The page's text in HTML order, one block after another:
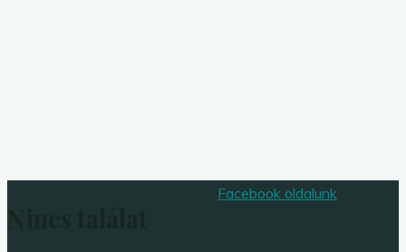
Facebook oldalunk